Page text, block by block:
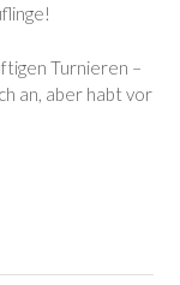
Turnieren –
an, aber habt vor